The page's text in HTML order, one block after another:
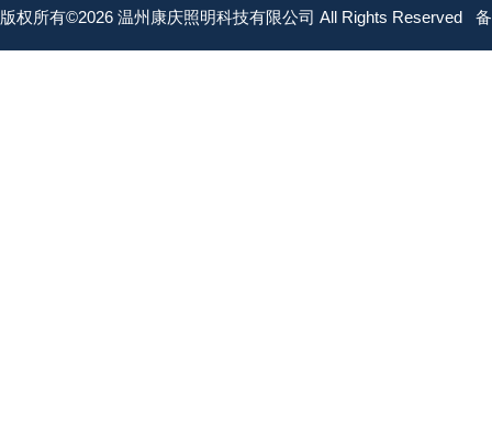
版权所有©2026 温州康庆照明科技有限公司 All Rights Reserved